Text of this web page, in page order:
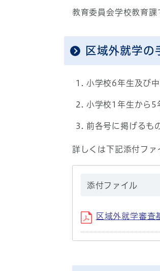
教育委員会学校教育課
区域外就学の
小学校6年生及び
小学校1年生から5
前各号に掲げるも
詳しくは下記添付ファ
添付ファイル
区域外就学審